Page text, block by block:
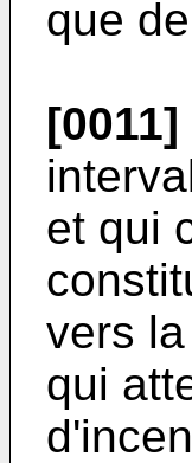
que
[0011]
et qui
vers
qui